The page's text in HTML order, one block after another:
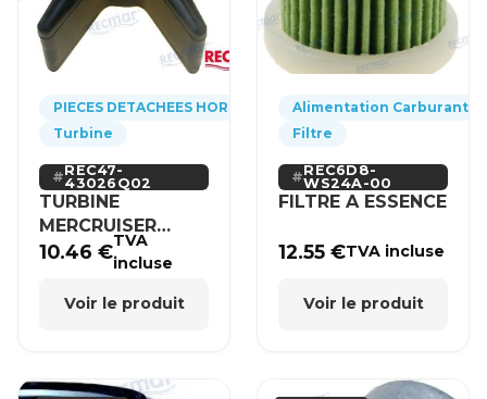
PIECES DETACHEES HORS-BORD
Turbine
REC47-
43026Q02
TURBINE
MERCRUISER
MERCURY BRP
10.46€TVA
incluse
Voir le produit
Alimentation Carburant
Filtre
REC6D8-
WS24A-00
FILTRE A ESSENCE
12.55€TVA incluse
Voir le produit